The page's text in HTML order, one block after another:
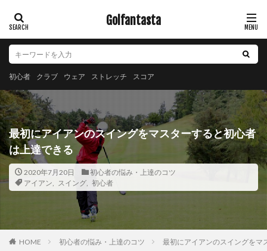
Golfantasta
初心者 クラブ ウェア ストレッチ スコア
最初にアイアンのスイングをマスターすると初心者
は上達できる
2020年7月20日
初心者の悩み・上達のコツ
アイアン
スイング, 初心者
HOME 初心者の悩み・上達のコツ 最初にアイアンのスイングをマ